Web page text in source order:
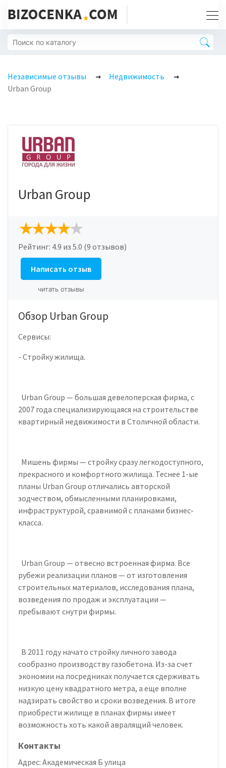
Независимые отзывы
Недвижимость
Urban Group
Urban Group
Рейтинг: 4.9 из 5.0 (9 отзывов)
Написать отзыв
читать отзывы
Обзор Urban Group
Сервисы:
- Стройку жилища.
Urban Group — большая девелоперская фирма, с
2007 года специализирующаяся на строительстве
квартирный недвижимости в Столичной области.
Мишень фирмы — стройку сразу легкодоступного,
прекрасного и комфортного жилища. Теснее 1-ые
планы Urban Group отличались авторской
зодчеством, обмысленными планировками,
инфраструктурой, сравнимой с планами бизнес-
класса.
Urban Group — отвесно встроенная фирма. Все
рубежи реализации планов — от изготовления
строительных материалов, исследования плана,
возведения по продаж и эксплуатации —
пребывают снутри фирмы.
В 2011 году начато стройку личного завода
сообразно производству газобетона. Из-за счет
экономии на посредниках получается сдерживать
низкую цену квадратного метра, а еще вполне
надзирать свойство и сроки возведения. В итоге
приобрести жилище в планах фирмы имеет
возможность хоть какой авралящий человек.
Контакты
Адрес: Академическая Б улица